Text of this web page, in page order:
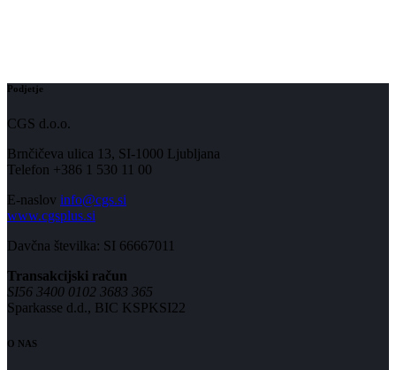
Podjetje
CGS d.o.o.
Brnčičeva ulica 13, SI-1000 Ljubljana
Telefon +386 1 530 11 00
E-naslov info@cgs.si
www.cgsplus.si
Davčna številka: SI 66667011
Transakcijski račun
SI56 3400 0102 3683 365
Sparkasse d.d., BIC KSPKSI22
O NAS